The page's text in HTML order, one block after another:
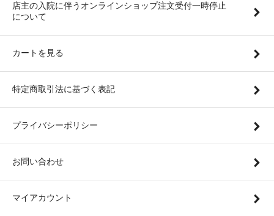
店主の入院に伴うオンラインショップ注文受付一時停止
について
カートを見る
特定商取引法に基づく表記
プライバシーポリシー
お問い合わせ
マイアカウント